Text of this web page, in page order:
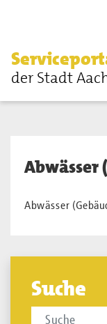
der Stadt
Abwässer
Suche